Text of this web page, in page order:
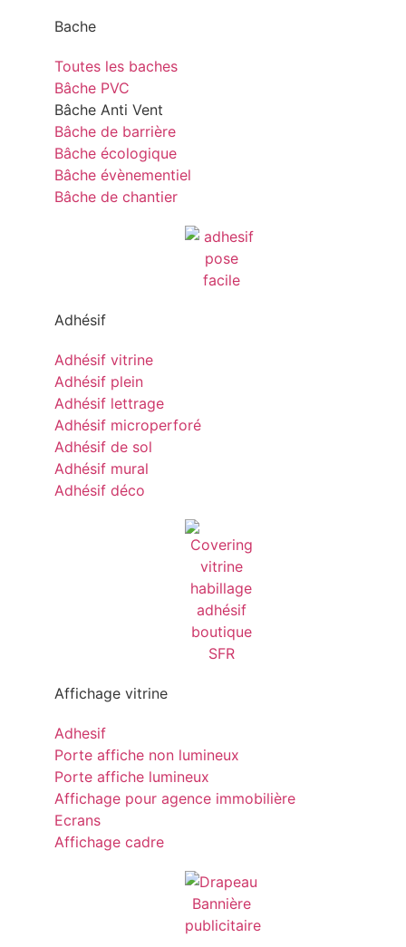
Bache
Toutes les baches
Bâche PVC
Bâche Anti Vent
Bâche de barrière
Bâche écologique
Bâche évènementiel
Bâche de chantier
Adhésif
Adhésif vitrine
Adhésif plein
Adhésif lettrage
Adhésif microperforé
Adhésif de sol
Adhésif mural
Adhésif déco
Affichage vitrine
Adhesif
Porte affiche non lumineux
Porte affiche lumineux
Affichage pour agence immobilière
Ecrans
Affichage cadre